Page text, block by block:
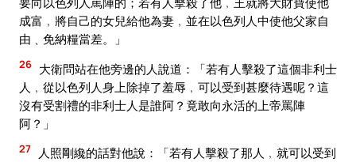
成富﹐將自己的女兒給他為妻﹐並在以色列人中使他父家自
由﹑免納糧當差。」
26 大衛問站在他旁邊的人說道：「若有人擊殺了這個非利士
人﹐從以色列人身上除掉了羞辱﹐可以受到甚麼待遇呢？這
沒有受割禮的非利士人是誰阿？竟敢向永活的上帝罵陣
阿？」
27
人照剛纔的話對他說：「若有人擊殺了那人﹐就可以受到